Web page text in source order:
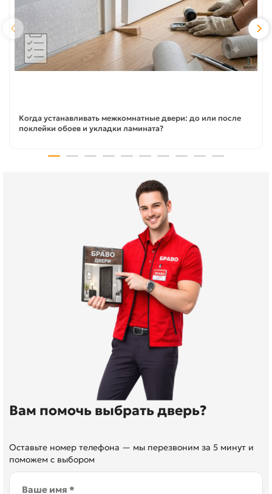
Когда устанавливать межкомнатные двери: до или после
поклейки обоев и укладки ламината?
Вам помочь выбрать дверь?
Оставьте номер телефона — мы перезвоним за 5 минут и
поможем с выбором